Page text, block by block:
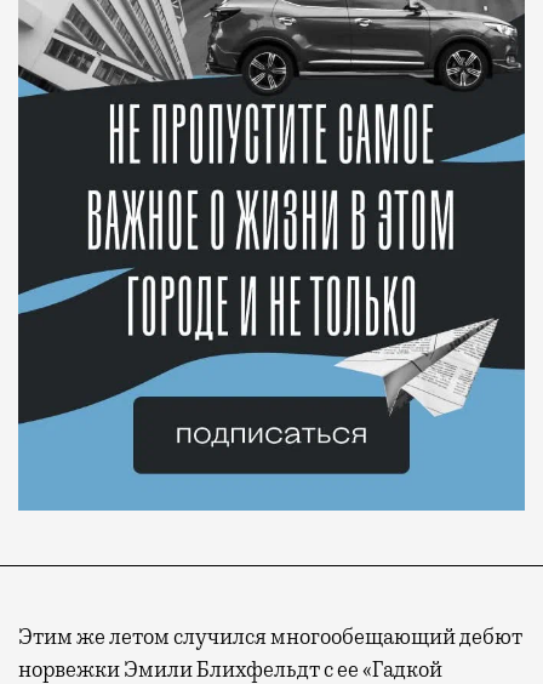
Этим же летом случился многообещающий дебют
норвежки Эмили Блихфельдт с ее «Гадкой